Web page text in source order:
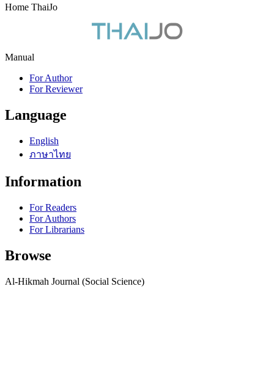
Home ThaiJo
Manual
For Author
For Reviewer
Language
English
ภาษาไทย
Information
For Readers
For Authors
For Librarians
Browse
Al-Hikmah Journal (Social Science)